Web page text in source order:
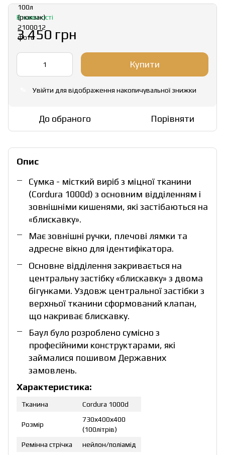
В наявності
3 450 грн
Купити
Увійти для відображення накопичувальної знижки
До обраного Порівняти
Опис
Сумка - місткий виріб з міцної тканини
(Cordura 1000d) з основним відділенням і
зовнішніми кишенями, які застібаються на
«блискавку».
Має зовнішні ручки, плечові лямки та
адресне вікно для ідентифікатора.
Основне відділення закривається на
центральну застібку «блискавку» з двома
бігунками. Уздовж центральної застібки з
верхньої тканини сформований клапан,
що накриває блискавку.
Баул було розроблено сумісно з
професійними конструктарами, які
займалися пошивом Державних
замовлень.
Характеристика:
Тканина Cordura 1000d
Розмір
730х400х400
(100літрів)
Ремінна стрічка
нейлон/поліамід